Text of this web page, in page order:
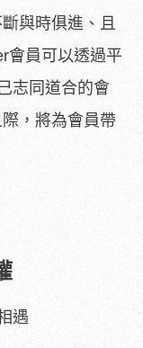
與時俱進、且
會員可以透過平
志同道合的會
，將為會員帶
遇